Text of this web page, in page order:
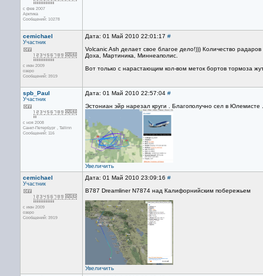
с фев 2007
Арктика
Сообщений: 10278
cemichael
Участник
с июн 2009
озеро
Сообщений: 3919
Дата: 01 Май 2010 22:01:17 #
Volcanic Ash делает свое благое дело!))) Количество
Доха, Мартиника, Миннеаполис.
Вот только с нарастающим кол-вом меток бортов тормоза
spb_Paul
Участник
с ноя 2008
Санкт-Петербург , Tallinn
Сообщений: 116
Дата: 01 Май 2010 22:57:04 #
Эстониан эйр нарезал круги . Благополучно сел в Юлемисте .
Увеличить
cemichael
Участник
с июн 2009
озеро
Сообщений: 3919
Дата: 01 Май 2010 23:09:16 #
B787 Dreamliner N7874 над Калифорнийским побережьем
Увеличить